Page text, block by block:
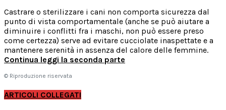
Castrare o sterilizzare i cani non comporta sicurezza dal
punto di vista comportamentale (anche se può aiutare a
diminuire i conflitti fra i maschi, non può essere preso
come certezza) serve ad evitare cucciolate inaspettate e a
mantenere serenità in assenza del calore delle femmine.
Continua leggi la seconda parte
© Riproduzione riservata
ARTICOLI COLLEGATI